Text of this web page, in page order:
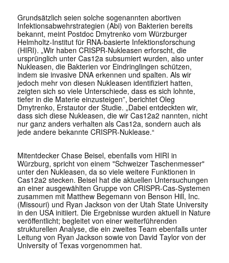
Grundsätzlich seien solche sogenannten abortiven
Infektionsabwehrstrategien (Abi) von Bakterien bereits
bekannt, meint Postdoc Dmytrenko vom Würzburger
Helmholtz-Institut für RNA-basierte Infektionsforschung
(HIRI). „Wir haben CRISPR-Nukleasen erforscht, die
ursprünglich unter Cas12a subsumiert wurden, also unter
Nukleasen, die Bakterien vor Eindringlingen schützen,
indem sie invasive DNA erkennen und spalten. Als wir
jedoch mehr von diesen Nukleasen identifiziert hatten,
zeigten sich so viele Unterschiede, dass es sich lohnte,
tiefer in die Materie einzusteigen”, berichtet Oleg
Dmytrenko, Erstautor der Studie. „Dabei entdeckten wir,
dass sich diese Nukleasen, die wir Cas12a2 nannten, nicht
nur ganz anders verhalten als Cas12a, sondern auch als
jede andere bekannte CRISPR-Nuklease.“
Mitentdecker Chase Beisel, ebenfalls vom HIRI in
Würzburg, spricht von einem "Schweizer Taschenmesser"
unter den Nukleasen, da so viele weitere Funktionen in
Cas12a2 stecken. Beisel hat die aktuellen Untersuchungen
an einer ausgewählten Gruppe von CRISPR-Cas-Systemen
zusammen mit Matthew Begemann von Benson Hill, Inc.
(Missouri) und Ryan Jackson von der Utah State University
in den USA initiiert. Die Ergebnisse wurden aktuell in Nature
veröffentlicht; begleitet von einer weiterführenden
strukturellen Analyse, die ein zweites Team ebenfalls unter
Leitung von Ryan Jackson sowie von David Taylor von der
University of Texas vorgenommen hat.